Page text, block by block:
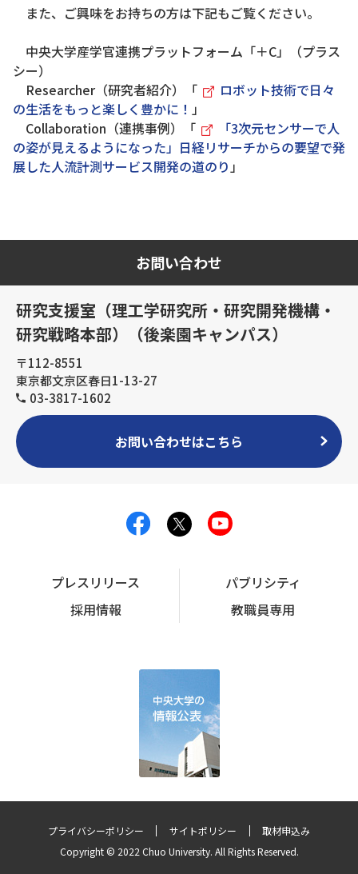
また、ご興味をお持ちの方は下記もご覧ください。
中央大学産学官連携プラットフォーム「＋C」（プラス
シー）
Researcher（研究者紹介）「
ロボット技術で日々
の生活をもっと楽しく豊かに！ 」
Collaboration（連携事例）「
「3次元センサーで人
の姿が見えるようになった」日経リサーチからの要望で発
展した人流計測サービス開発の道のり」
お問い合わせ
研究支援室（理工学研究所・研究開発機構・
研究戦略本部）（後楽園キャンパス）
〒112-8551
東京都文京区春日1-13-27
03-3817-1602
お問い合わせはこちら
プレスリリース
パブリシティ
採用情報
教職員専用
プライバシーポリシー サイトポリシー
取材申込み
Copyright © 2022 Chuo University. All Rights Reserved.